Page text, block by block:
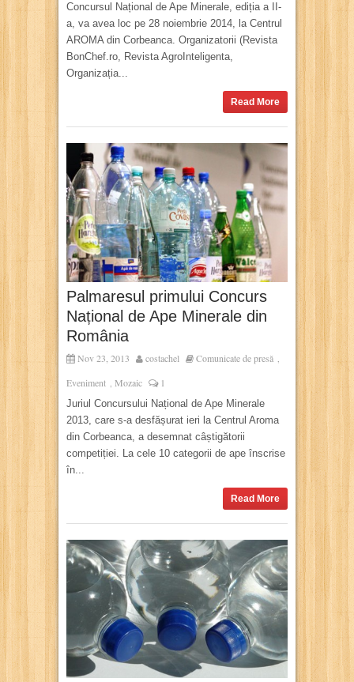
Concursul Național de Ape Minerale, ediția a II-
a, va avea loc pe 28 noiembrie 2014, la Centrul
AROMA din Corbeanca. Organizatorii (Revista
BonChef.ro, Revista AgroInteligenta,
Organizația...
Read More
Palmaresul primului Concurs
Național de Ape Minerale din
România
Nov 23, 2013 costachel Comunicate de presă
Eveniment Mozaic 1
Juriul Concursului Național de Ape Minerale
2013, care s-a desfășurat ieri la Centrul Aroma
din Corbeanca, a desemnat câștigătorii
competiției. La cele 10 categorii de ape înscrise
în...
Read More